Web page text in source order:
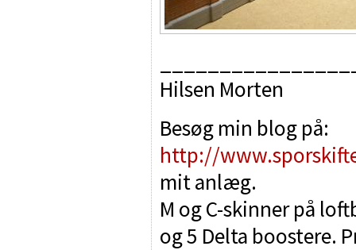
Hilsen Morten
Besøg min blog på:
http://
mit anlæg.
M og C-skinner på
og 5 Delta boostere.